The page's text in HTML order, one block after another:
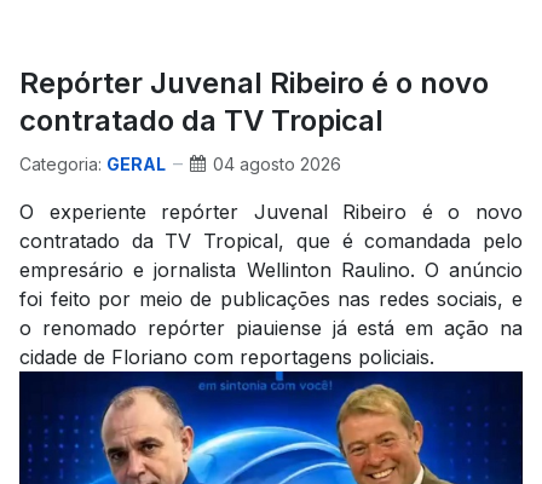
Repórter Juvenal Ribeiro é o novo
contratado da TV Tropical
Categoria: GERAL 04 agosto 2026
O experiente repórter Juvenal Ribeiro é o novo
contratado da TV Tropical, que é comandada pelo
empresário e jornalista Wellinton Raulino. O anúncio
foi feito por meio de publicações nas redes sociais, e
o renomado repórter piauiense já está em ação na
cidade de Floriano com reportagens policiais.